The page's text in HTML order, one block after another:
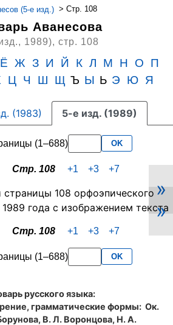
(5-е изд.) > Стр. 108
Аванесова
1989), стр. 108
Ё Ж З И Й К Л М Н О
П
Ц Ч Ш Щ Ъ Ы Ь Э Ю Я
(1983) 5-е изд. (1989)
(1–688) OK
Стр. 108 +1 +3 +7
»
»
Стр. 108 +1 +3 +7
(1–688) OK
русского языка:
грамматические формы: Ок.
В. Л. Воронцова, Н. А.